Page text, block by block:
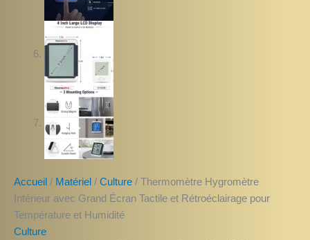
Accueil / Matériel / Culture / Thermomètre Hygromètre
Intérieur avec Grand Écran Tactile et Rétroéclairage pour
Température et Humidité
Culture